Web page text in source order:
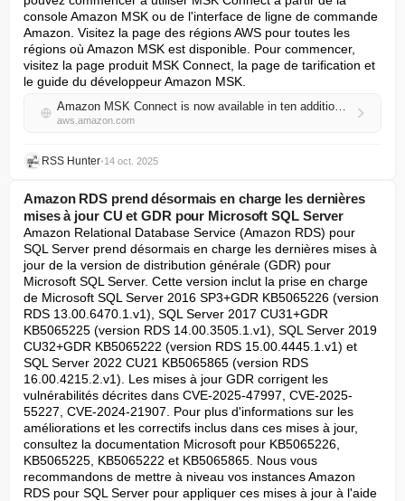
console Amazon MSK ou de l'interface de ligne de commande
Amazon. Visitez la page des régions AWS pour toutes les
régions où Amazon MSK est disponible. Pour commencer,
visitez la page produit MSK Connect, la page de tarification et
le guide du développeur Amazon MSK.
Amazon MSK Connect is now available in ten additional AWS Regions
aws.amazon.com
RSS Hunter•14 oct. 2025
Amazon RDS prend désormais en charge les dernières
mises à jour CU et GDR pour Microsoft SQL Server
Amazon Relational Database Service (Amazon RDS) pour
SQL Server prend désormais en charge les dernières mises à
jour de la version de distribution générale (GDR) pour
Microsoft SQL Server. Cette version inclut la prise en charge
de Microsoft SQL Server 2016 SP3+GDR KB5065226 (version
RDS 13.00.6470.1.v1), SQL Server 2017 CU31+GDR
KB5065225 (version RDS 14.00.3505.1.v1), SQL Server 2019
CU32+GDR KB5065222 (version RDS 15.00.4445.1.v1) et
SQL Server 2022 CU21 KB5065865 (version RDS
16.00.4215.2.v1). Les mises à jour GDR corrigent les
vulnérabilités décrites dans CVE-2025-47997, CVE-2025-
55227, CVE-2024-21907. Pour plus d'informations sur les
améliorations et les correctifs inclus dans ces mises à jour,
consultez la documentation Microsoft pour KB5065226,
KB5065225, KB5065222 et KB5065865. Nous vous
recommandons de mettre à niveau vos instances Amazon
RDS pour SQL Server pour appliquer ces mises à jour à l'aide